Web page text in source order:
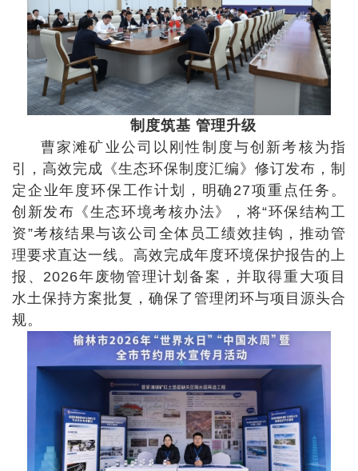
制度筑基 管理升级
曹家滩矿业公司以刚性制度与创新考核为指
引，高效完成《生态环保制度汇编》修订发布，制
定企业年度环保工作计划，明确27项重点任务。
创新发布《生态环境考核办法》，将“环保结构工
资”考核结果与该公司全体员工绩效挂钩，推动管
理要求直达一线。高效完成年度环境保护报告的上
报、2026年废物管理计划备案，并取得重大项目
水土保持方案批复，确保了管理闭环与项目源头合
规。